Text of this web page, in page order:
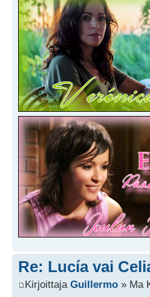
Re: Lucía vai
Kirjoittaja Guillermo » Ma